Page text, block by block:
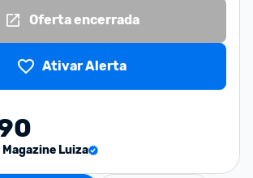
Oferta encerrada
Ativar Alerta
Magazine Luiza